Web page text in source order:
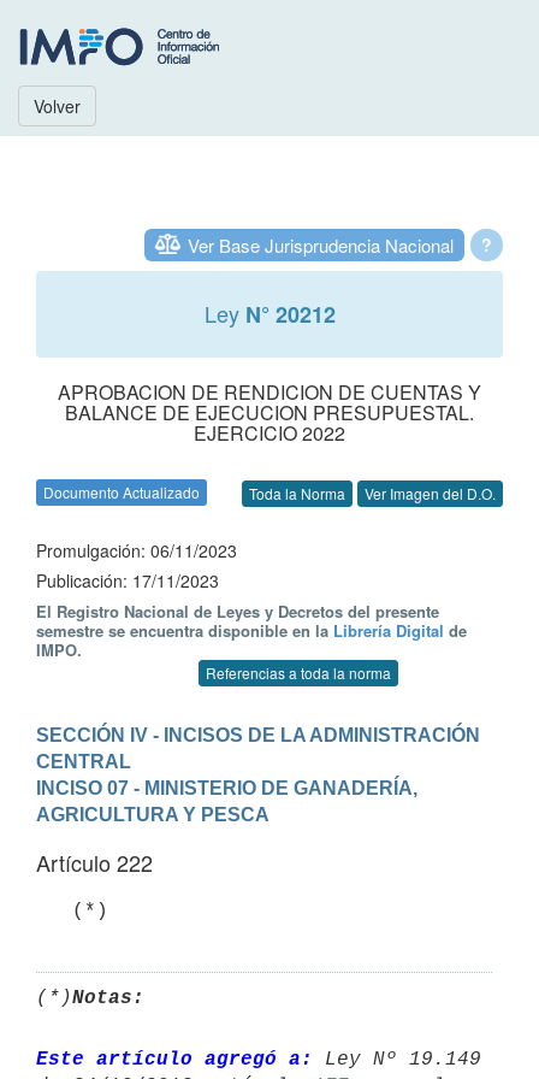
Volver
?
Ver Base Jurisprudencia Nacional
Ley N° 20212
APROBACION DE RENDICION DE CUENTAS Y
BALANCE DE EJECUCION PRESUPUESTAL.
EJERCICIO 2022
Documento Actualizado Toda la Norma Ver Imagen del D.O.
Promulgación: 06/11/2023
Publicación: 17/11/2023
El Registro Nacional de Leyes y Decretos del presente
semestre se encuentra disponible en la Librería Digital de
IMPO.
Referencias a toda la norma
SECCIÓN IV - INCISOS DE LA ADMINISTRACIÓN
CENTRAL
INCISO 07 - MINISTERIO DE GANADERÍA,
AGRICULTURA Y PESCA
Artículo 222
(*)Notas:
Este artículo agregó a:
Ley Nº 19.149